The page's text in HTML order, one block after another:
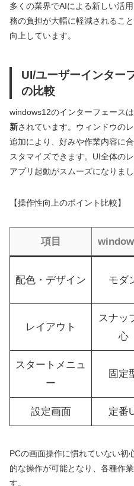
多くの業界でAIによる新しい活
務の負担が大幅に軽減されるこ
向上しています。
UI/ユーザーインター
の比較
windows12のインターフェースは
新されています。ウィンドウの
追加により、好みや作業内容に
スタマイズできます。UI全体の
アプリ起動がスムーズになりまし
【操作性向上のポイント比較】
項目
配色・デザイン モダ
レイアウト
スナッ
心
スタートメニュ
ー
固定
設定画面 定番
PCの画面操作に慣れていない初
的な操作が可能となり、各種作
す。